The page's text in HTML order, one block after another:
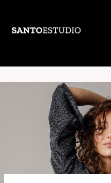
contenido